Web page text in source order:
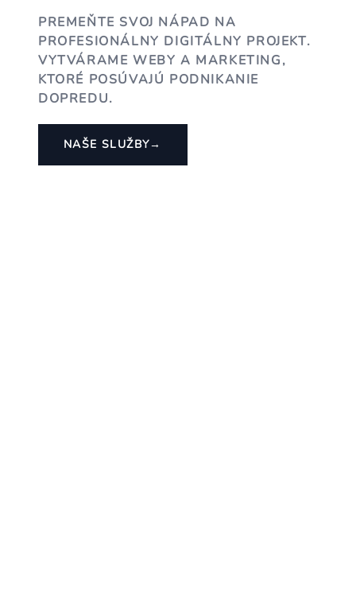
PREMEŇTE SVOJ NÁPAD NA
PROFESIONÁLNY DIGITÁLNY PROJEKT.
VYTVÁRAME WEBY A MARKETING,
KTORÉ POSÚVAJÚ PODNIKANIE
DOPREDU.
NAŠE SLUŽBY→